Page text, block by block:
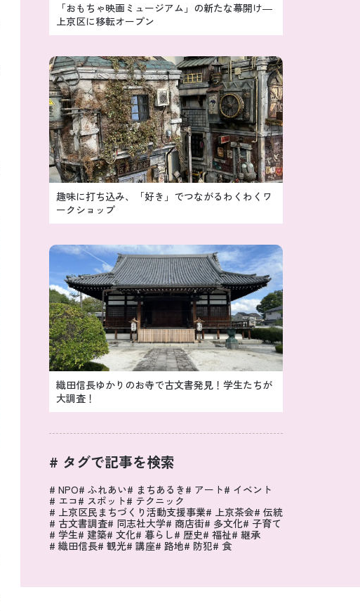
「おもちゃ映画ミュージアム」の新たな幕開け―
上京区に移転オープン
趣味に打ち込み、「好き」でつながるわくわくワ
ークショップ
織田信長ゆかりのお寺で古文書発見！学生たちが
大調査！
# タグで記事を検索
NPO ふれあい まちあるき アート
イベント
エコ
スポット
テクニック
上京区民まちづくり活動支援事業
上京茶会
伝統
古文書調査
同志社大学 商店街 多文化
子育て
学生
建築 文化 暮らし 歴史 福祉
継承
織田信長
観光 講座 路地 防犯 食